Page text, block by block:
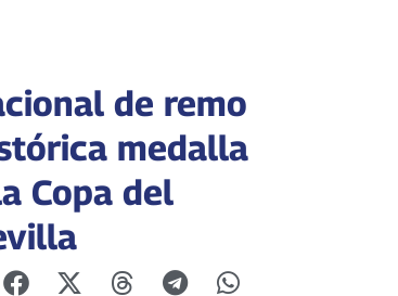
de remo
medalla
Copa del